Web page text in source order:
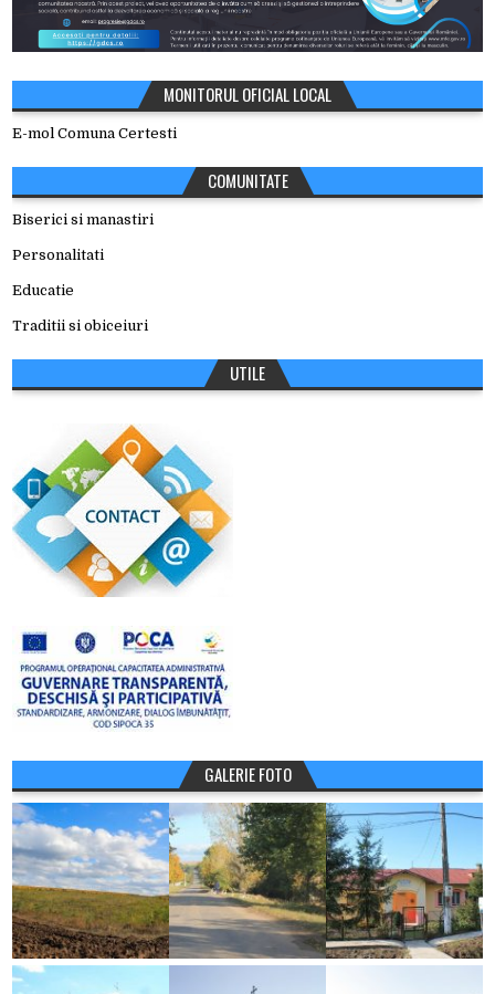
MONITORUL OFICIAL LOCAL
E-mol Comuna Certesti
COMUNITATE
Biserici si manastiri
Personalitati
Educatie
Traditii si obiceiuri
UTILE
GALERIE FOTO